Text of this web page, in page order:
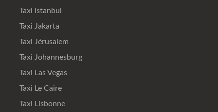
Taxi Istanbul
Taxi Jakarta
Taxi Jérusalem
Taxi Johannesburg
Taxi Las Vegas
Taxi Le Caire
Taxi Lisbonne